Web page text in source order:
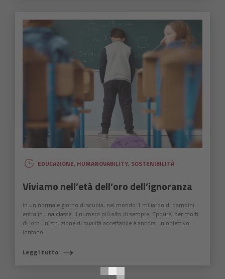
EDUCAZIONE, HUMANOVABILITY, SOSTENIBILITÀ
Viviamo nell’età dell’oro dell’ignoranza
In un normale giorno di scuola, nel mondo 1 miliardo di bambini
entra in una classe. Il numero più alto di sempre. Eppure, per molti
di loro un’istruzione di qualità accettabile è ancora un obiettivo
lontano.
Leggi tuttoCOSA STAI CERCANDO?